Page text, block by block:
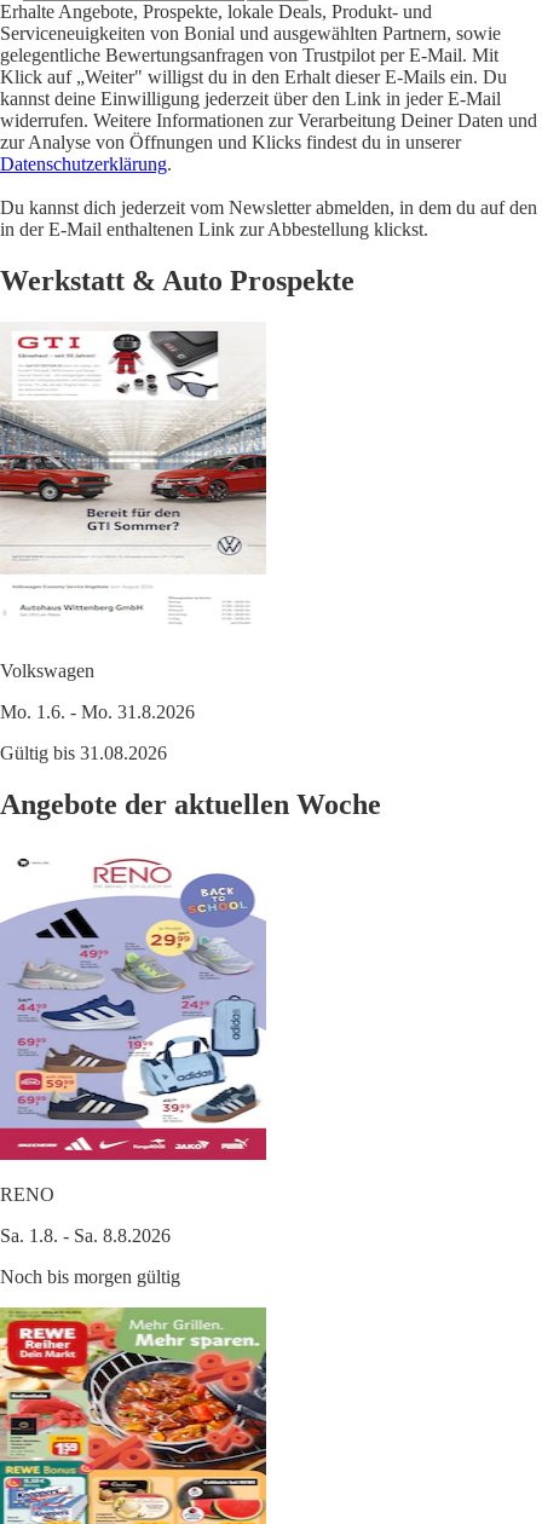
Erhalte Angebote, Prospekte, lokale Deals, Produkt- und
Serviceneuigkeiten von Bonial und ausgewählten Partnern, sowie
gelegentliche Bewertungsanfragen von Trustpilot per E-Mail. Mit
Klick auf „Weiter" willigst du in den Erhalt dieser E-Mails ein. Du
kannst deine Einwilligung jederzeit über den Link in jeder E-Mail
widerrufen. Weitere Informationen zur Verarbeitung Deiner Daten und
zur Analyse von Öffnungen und Klicks findest du in unserer
Datenschutzerklärung.
Du kannst dich jederzeit vom Newsletter abmelden, in dem du auf den
in der E-Mail enthaltenen Link zur Abbestellung klickst.
Werkstatt & Auto Prospekte
Volkswagen
Mo. 1.6. - Mo. 31.8.2026
Gültig bis 31.08.2026
Angebote der aktuellen Woche
RENO
Sa. 1.8. - Sa. 8.8.2026
Noch bis morgen gültig